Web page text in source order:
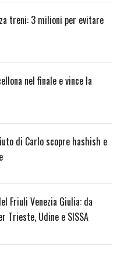
treni: 3 milioni per evitare
nel finale e vince la
di Carlo scopre hashish e
Friuli Venezia Giulia: da
Trieste, Udine e SISSA